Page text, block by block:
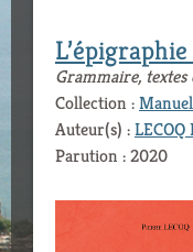
Grammaire, textes
Collection :
Auteur(s) :
Parution : 2020